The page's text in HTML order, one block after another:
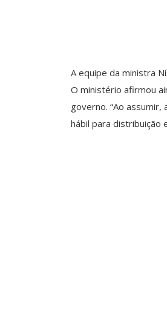
A equipe da ministra
O ministério afirmou
governo. “Ao
hábil para distribuição